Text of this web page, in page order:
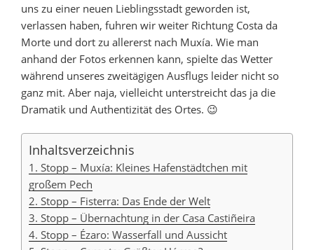
uns zu einer neuen Lieblingsstadt geworden ist,
verlassen haben, fuhren wir weiter Richtung Costa da
Morte und dort zu allererst nach Muxía. Wie man
anhand der Fotos erkennen kann, spielte das Wetter
während unseres zweitägigen Ausflugs leider nicht so
ganz mit. Aber naja, vielleicht unterstreicht das ja die
Dramatik und Authentizität des Ortes. 😉
Inhaltsverzeichnis
1. Stopp – Muxía: Kleines Hafenstädtchen mit
großem Pech
2. Stopp – Fisterra: Das Ende der Welt
3. Stopp – Übernachtung in der Casa Castiñeira
4. Stopp – Ézaro: Wasserfall und Aussicht